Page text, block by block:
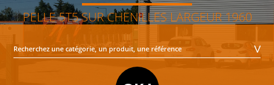
PELLE 5T5 SUR CHENILLES LARGEUR 1960